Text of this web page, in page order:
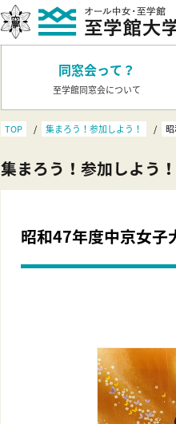
同窓会って？
至学館同窓会について
TOP 集まろう！参加しよう！
集まろう！参加しよう！
昭和47年度中京女子